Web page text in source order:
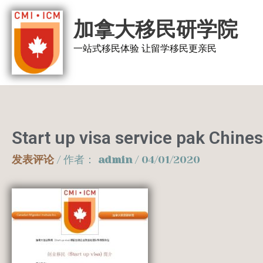
跳
加拿大移民研学院
一站式移民体验 让留学移民更亲民
Start up visa service pak
发表评论 / 作者： admin / 04/01/2020